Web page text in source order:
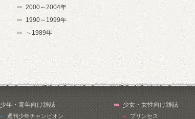
2000～2004年
1990～1999年
～1989年
少年・青年向け雑誌
週刊少年チャンピオン
少女・女性向け雑誌
プリンセス